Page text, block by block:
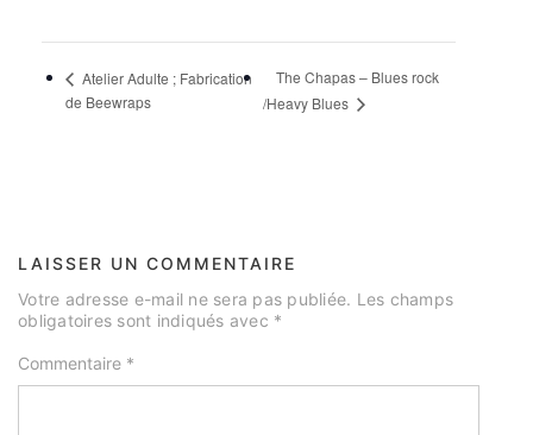
Atelier Adulte ; Fabrication
de Beewraps
The Chapas – Blues rock
/Heavy Blues
LAISSER UN COMMENTAIRE
Votre adresse e-mail ne sera pas publiée. Les champs
obligatoires sont indiqués avec *
Commentaire *